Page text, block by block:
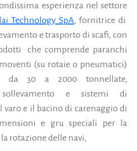
esperienza nel settore
Technology SpA, fornitrice di
e trasporto di scafi, con
che comprende paranchi
(su rotaie o pneumatici)
da 30 a 2000 tonnellate,
e sistemi di
e il bacino di carenaggio di
e gru speciali per la
rotazione delle navi,